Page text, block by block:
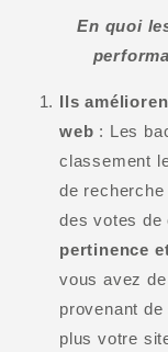
En quoi
Ils
web : Les
classement
de
des votes de
pertinence
vous avez de
provenant
plus votre